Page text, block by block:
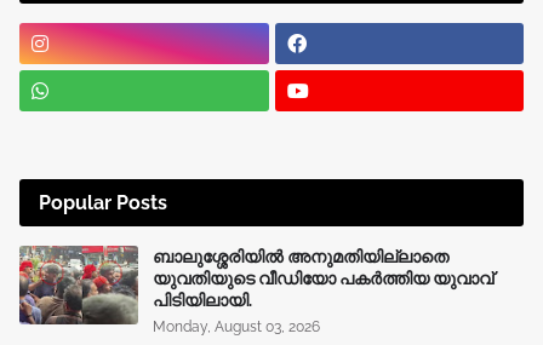
Popular Posts
ബാലുശ്ശേരിയിൽ അനുമതിയില്ലാതെ
യുവതിയുടെ വീഡിയോ പകർത്തിയ യുവാവ്
പിടിയിലായി.
Monday, August 03, 2026